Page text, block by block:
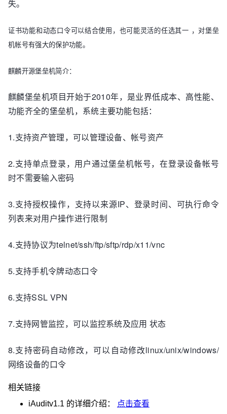
失。
证书功能和动态口令可以结合使用，也可能灵活的任选其一 ，对堡垒
机帐号有强大的保护功能。
麒麟开源堡垒机简介：
麒麟堡垒机项目开始于2010年，是业界低成本、高性能、
功能齐全的堡垒机，系统主要功能包括：
1.支持资产管理，可以管理设备、帐号资产
2.支持单点登录，用户通过堡垒机帐号，在登录设备帐号
时不需要输入密码
3.支持授权操作，支持以来源IP、登录时间、可执行命令
列表来对用户操作进行限制
4.支持协议为telnet/ssh/ftp/sftp/rdp/x11/vnc
5.支持手机令牌动态口令
6.支持SSL VPN
7.支持网管监控，可以监控系统及应用 状态
8.支持密码自动修改，可以自动修改linux/unix/windows/
网络设备的口令
相关链接
iAuditv1.1 的详细介绍： 点击查看